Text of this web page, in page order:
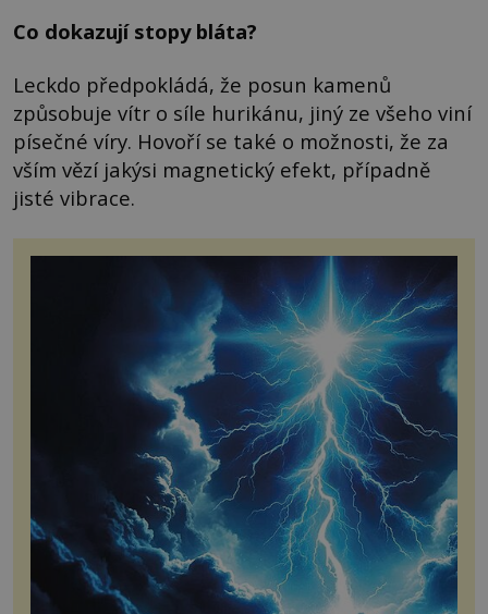
Co dokazují stopy bláta?
Leckdo předpokládá, že posun kamenů
způsobuje vítr o síle hurikánu, jiný ze všeho viní
písečné víry. Hovoří se také o možnosti, že za
vším vězí jakýsi magnetický efekt, případně
jisté vibrace.